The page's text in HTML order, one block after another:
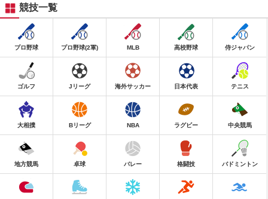
競技一覧
プロ野球 プロ野球(2軍) MLB 高校野球 侍ジャパン
ゴルフ Jリーグ 海外サッカー 日本代表 テニス
大相撲 Bリーグ NBA ラグビー 中央競馬
地方競馬 卓球 バレー 格闘技 バドミントン